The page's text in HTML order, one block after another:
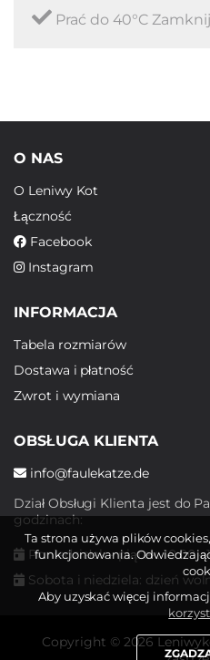
Prać do 40°C Zamknij
O NAS
O Leniwy Kot
Łączność
Facebook
Instagram
INFORMACJA
Tabela rozmiarów
Dostawa i płatność
Zwrot i wymiana
OBSŁUGA KLIENTA
info@faulekatze.de
Dział Obsługi Klienta jest do
godzinach:
Poniedziałek - piątek: 10:00 -
Sobota i niedziela: dzień
Copyright © 2026
Ta strona używa plików
funkcjonowania.
Aby uzyskać więcej